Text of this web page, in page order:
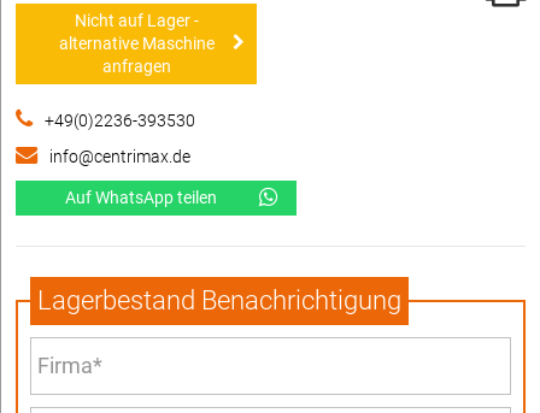
Nicht auf Lager -
alternative Maschine
anfragen
+49(0)2236-393530
info@centrimax.de
Auf WhatsApp teilen
Lagerbestand Benachrichtigung